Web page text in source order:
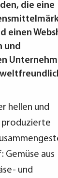
die eine
einen
und
hellen und
produzierte
Gemüse aus
und